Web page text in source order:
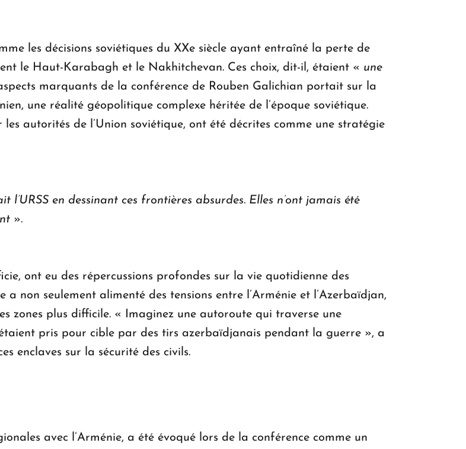
les décisions soviétiques du XXe siècle ayant entraîné la perte de
le Haut-Karabagh et le Nakhitchevan. Ces choix, dit-il, étaient « une
marquants de la conférence de Rouben Galichian portait sur la
une réalité géopolitique complexe héritée de l’époque soviétique.
autorités de l’Union soviétique, ont été décrites comme une stratégie
l’URSS en dessinant ces frontières absurdes. Elles n’ont jamais été
».
ont eu des répercussions profondes sur la vie quotidienne des
non seulement alimenté des tensions entre l’Arménie et l’Azerbaïdjan,
zones plus difficile. « Imaginez une autoroute qui traverse une
pris pour cible par des tirs azerbaïdjanais pendant la guerre », a
enclaves sur la sécurité des civils.
avec l’Arménie, a été évoqué lors de la conférence comme un